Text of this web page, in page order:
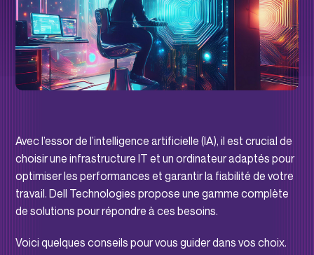
Avec l’essor de l’intelligence artificielle (IA), il est crucial de
choisir une infrastructure IT et un ordinateur adaptés pour
optimiser les performances et garantir la fiabilité de votre
travail. Dell Technologies propose une gamme complète
de solutions pour répondre à ces besoins.
Voici quelques conseils pour vous guider dans vos choix.